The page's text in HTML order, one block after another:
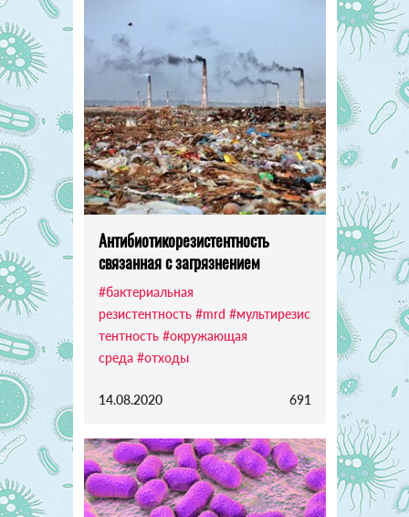
Антибиотикорезистентность
связанная с загрязнением
#бактериальная
резистентность #mrd #мультирезис
тентность #окружающая
среда #отходы
14.08.2020 691